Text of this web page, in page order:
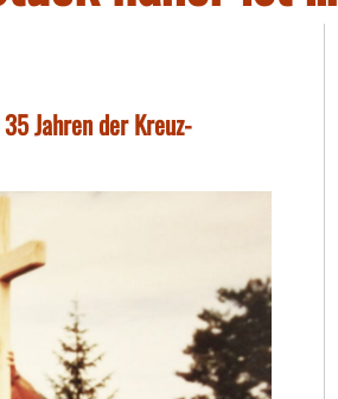
Jahren der Kreuz-